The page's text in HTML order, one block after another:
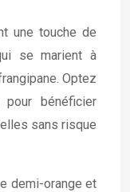
une touche de
se marient à
Optez
bénéficier
sans risque
demi-orange et